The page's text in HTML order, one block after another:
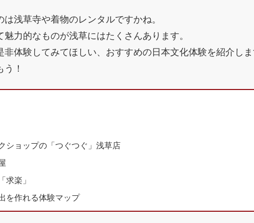
浅草寺や着物のレンタルですかね。
力的なものが浅草にはたくさんあります。
体験してみてほしい、おすすめの日本文化体験を紹介し
！
ショップの「つぐつぐ」浅草店
求楽」
を作れる体験マップ